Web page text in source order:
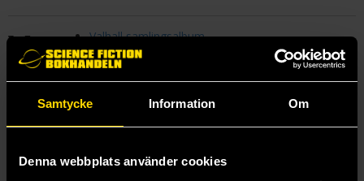
Samtycke Information Om
Denna webbplats använder cookies
V
Valhall samlingsalbum
Vampyrkrönikan
Vardari
Vargavidderna
Vargbröder
Vinterns Konung